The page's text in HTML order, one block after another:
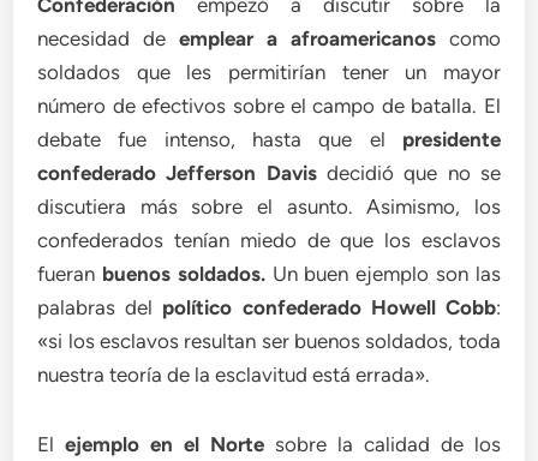
Confederación empezó a discutir sobre la
necesidad deemplear a afroamericanoscomo
soldados que les permitirían tener un mayor
número de efectivos sobre el campo de batalla. El
debate fue intenso, hasta que el presidente
confederado Jefferson Davisdecidió que no se
discutiera más sobre el asunto. Asimismo, los
confederados tenían miedo de que los esclavos
fueran buenos soldados.Un buen ejemplo son las
palabras del político confederado Howell Cobb:
«si los esclavos resultan ser buenos soldados, toda
nuestra teoría de la esclavitud está errada».
Elejemplo en el Norte sobre la calidad de los